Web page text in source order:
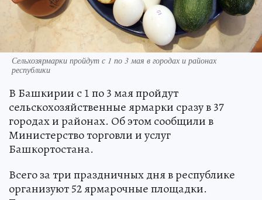
Сельхозярмарки пройдут с 1 по 3 мая в городах и районах
республики
В Башкирии с 1 по 3 мая пройдут
сельскохозяйственные ярмарки сразу в 37
городах и районах. Об этом сообщили в
Министерство торговли и услуг
Башкортостана.
Всего за три праздничных дня в республике
организуют 52 ярмарочные площадки.